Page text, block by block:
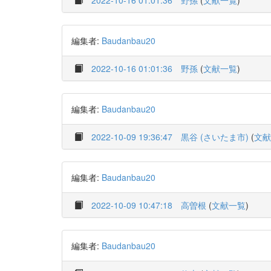
編集者: Baudanbau20
2022-10-16 01:01:36 野孫 (文献一覧)
編集者: Baudanbau20
2022-10-09 19:36:47 黒谷 (さいたま市) (文
編集者: Baudanbau20
2022-10-09 10:47:18 高曽根 (文献一覧)
編集者: Baudanbau20